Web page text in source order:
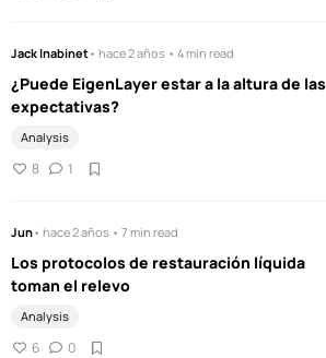
Jack Inabinet• hace 2 años • 4 min read
¿Puede EigenLayer estar a la altura de las
expectativas?
Analysis
8 1
Jun• hace 2 años • 7 min read
Los protocolos de restauración líquida
toman el relevo
Analysis
6 0